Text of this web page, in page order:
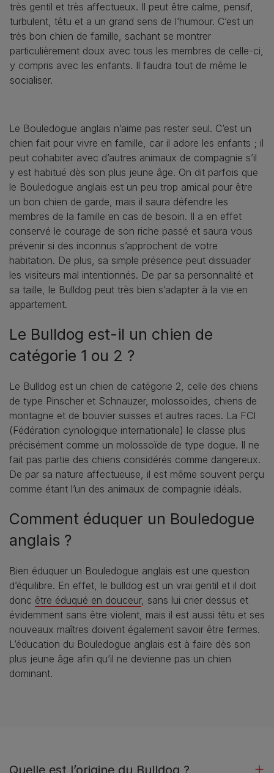
très gentil et très affectueux. Il peut être calme, pensif,
turbulent, têtu et a un grand sens de l’humour. C’est un
très bon chien de famille, sachant se montrer
particulièrement doux avec tous les membres de celle-ci,
y compris avec les enfants. Il faudra tout de même le
socialiser.
Le Bouledogue anglais n’aime pas rester seul. C’est un
chien fait pour vivre en famille, car il adore les enfants ; il
peut cohabiter avec d’autres animaux de compagnie s’il
y est habitué dès son plus jeune âge. On dit parfois que
le Bouledogue anglais est un peu trop amical pour être
un bon chien de garde, mais il saura défendre les
membres de la famille en cas de besoin. Il a en effet
conservé le courage de son riche passé et saura vous
prévenir si des inconnus s’approchent de votre
habitation. De plus, sa simple présence peut dissuader
les visiteurs mal intentionnés. De par sa personnalité et
sa taille, le Bulldog peut très bien s’adapter à la vie en
appartement.
Le Bulldog est-il un chien de
catégorie 1 ou 2 ?
Le Bulldog est un chien de catégorie 2, celle des chiens
de type Pinscher et Schnauzer, molossoïdes, chiens de
montagne et de bouvier suisses et autres races. La FCI
(Fédération cynologique internationale) le classe plus
précisément comme un molossoïde de type dogue. Il ne
fait pas partie des chiens considérés comme dangereux.
De par sa nature affectueuse, il est même souvent perçu
comme étant l’un des animaux de compagnie idéals.
Comment éduquer un Bouledogue
anglais ?
Bien éduquer un Bouledogue anglais est une question
d’équilibre. En effet, le bulldog est un vrai gentil et il doit
donc être éduqué en douceur, sans lui crier dessus et
évidemment sans être violent, mais il est aussi têtu et ses
nouveaux maîtres doivent également savoir être fermes.
L’éducation du Bouledogue anglais est à faire dès son
plus jeune âge afin qu’il ne devienne pas un chien
dominant.